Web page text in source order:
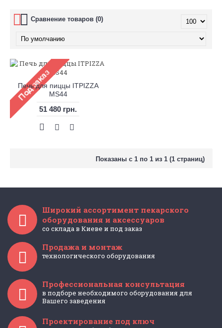
Сравнение товаров (0)
Печь для пиццы ITPIZZA
MS44
51 480 грн.
Показаны с 1 по 1 из 1 (1 страниц)
Широкий ассортимент пекарского
оборудования и аксессуаров
со склада в Киеве и под заказ
Продажа и монтаж
технологического оборудования
Профессиональная консультация
в подборе необходимого оборудования для
Вашего заведения
Проектирование под ключ